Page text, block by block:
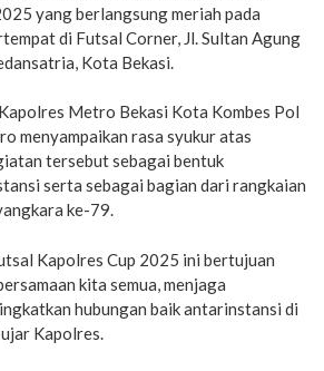
yang berlangsung meriah pada
di Futsal Corner, Jl. Sultan Agung
Kota Bekasi.
Metro Bekasi Kota Kombes Pol
menyampaikan rasa syukur atas
tersebut sebagai bentuk
serta sebagai bagian dari rangkaian
ke-79.
Kapolres Cup 2025 ini bertujuan
kita semua, menjaga
hubungan baik antarinstansi di
Kapolres.